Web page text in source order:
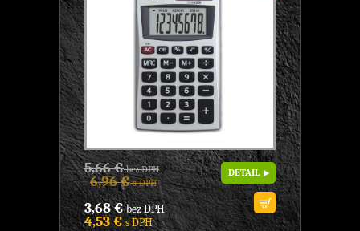
5,66 €bez DPH
6,96 €s DPH
3,68 €bez DPH
4,53 €s DPH
DETAIL